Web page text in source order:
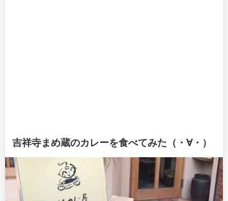
吉祥寺まめ蔵のカレーを食べてみた（・∀・）